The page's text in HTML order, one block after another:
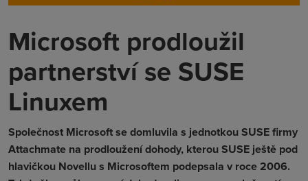
Microsoft prodloužil
partnerství se SUSE
Linuxem
Společnost Microsoft se domluvila s jednotkou SUSE firmy
Attachmate na prodloužení dohody, kterou SUSE ještě pod
hlavičkou Novellu s Microsoftem podepsala v roce 2006.